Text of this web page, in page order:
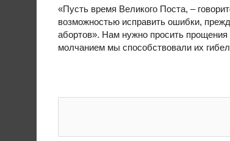
«Пусть время Великого Поста, –
возможностью исправить ошибки,
абортов». Нам нужно просить
молчанием мы способствовали их